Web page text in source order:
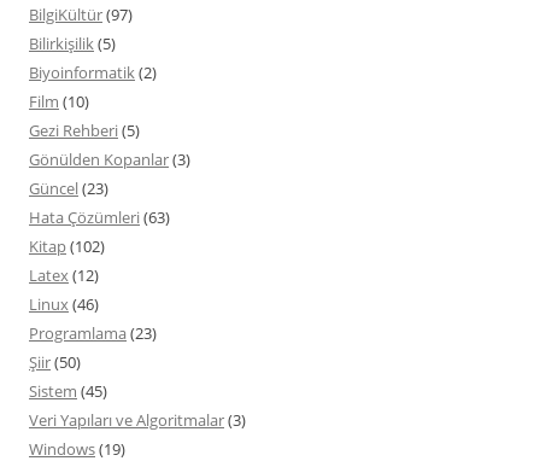
BilgiKültür(97)
Bilirkişilik(5)
Biyoinformatik(2)
Film (10)
Gezi Rehberi(5)
Gönülden Kopanlar(3)
Güncel(23)
Hata Çözümleri(63)
Kitap(102)
Latex(12)
Linux(46)
Programlama(23)
Şiir(50)
Sistem (45)
Veri Yapıları ve Algoritmalar(3)
Windows(19)